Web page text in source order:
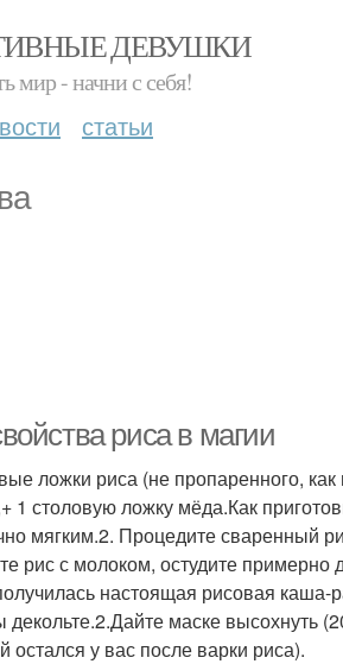
ДЕВУШКИ
мир - начни с себя!
статьи
риса в магии
ложки риса (не пропаренного,
столовую ложку мёда.Как
мягким.2. Процедите сваренный
рис с молоком, остудите примерно
настоящая рисовая каша-
маске высохнуть
у вас после варки риса).